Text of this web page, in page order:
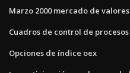
Marzo 2000 mercado de valores
Cuadros de control de
Opciones de índice oex